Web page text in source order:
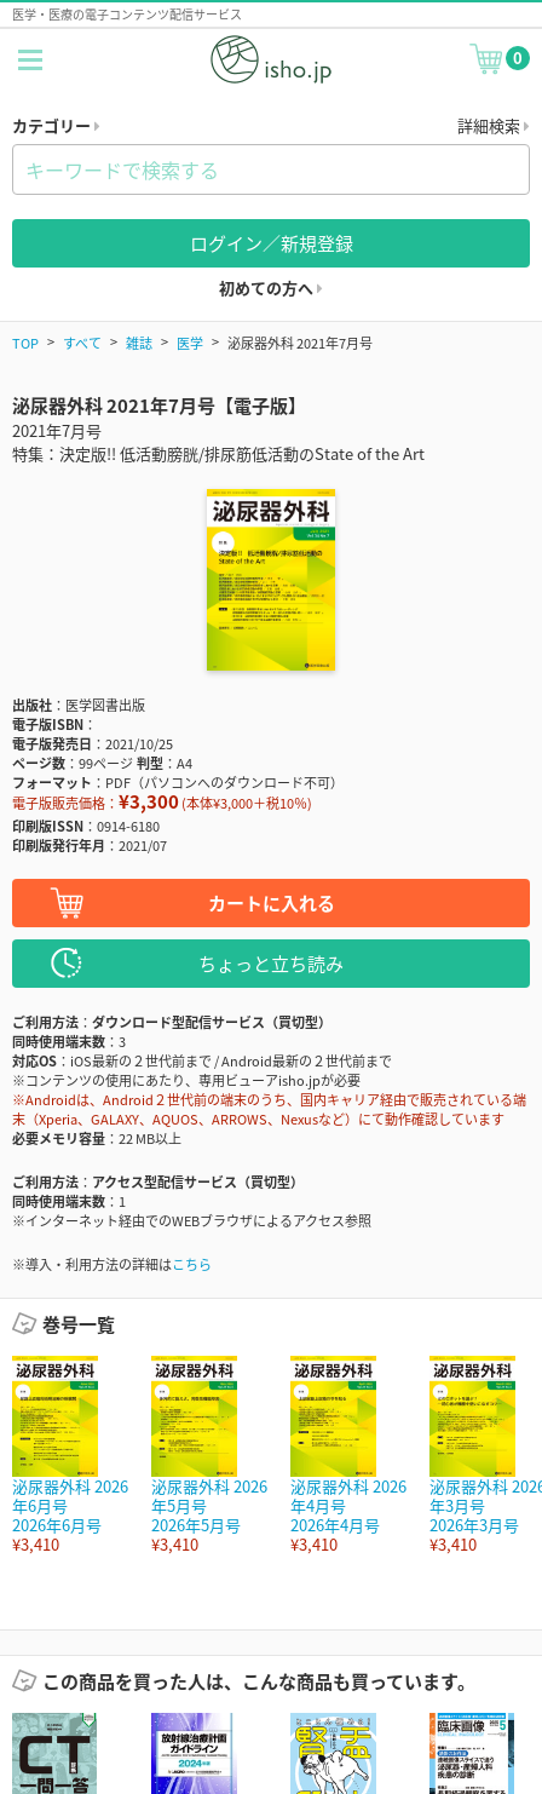
医学・医療の電子コンテンツ配信サービス
0
カテゴリー 詳細検索
ログイン／新規登録
初めての方へ
TOP すべて 雑誌 医学 泌尿器外科 2021年7月号
泌尿器外科 2021年7月号【電子版】
2021年7月号
特集：決定版!! 低活動膀胱/排尿筋低活動のState of the Art
出版社
医学図書出版
電子版ISBN
電子版発売日
2021/10/25
ページ数
99ページ判型
A4
フォーマット
PDF（パソコンへのダウンロード不可）
電子版販売価格： ¥3,300(本体¥3,000＋税10％)
印刷版ISSN
0914-6180
印刷版発行年月
2021/07
カートに入れる
ちょっと立ち読み
ご利用方法
ダウンロード型配信サービス（買切型）
同時使用端末数
3
対応OS
iOS最新の２世代前まで / Android最新の２世代前まで
※コンテンツの使用にあたり、専用ビューアisho.jpが必要
※Androidは、Android２世代前の端末のうち、国内キャリア経由で販売されている端
末（Xperia、GALAXY、AQUOS、ARROWS、Nexusなど）にて動作確認しています
必要メモリ容量
22 MB以上
ご利用方法
アクセス型配信サービス（買切型）
同時使用端末数
1
※インターネット経由でのWEBブラウザによるアクセス参照
※導入・利用方法の詳細はこちら
巻号一覧
泌尿器外科 2026
年6月号
2026年6月号
¥3,410
泌尿器外科 2026
年5月号
2026年5月号
¥3,410
泌尿器外科 2026
年4月号
2026年4月号
¥3,410
泌尿器外科
年3月号
2026年3月号
¥3,410
この商品を買った人は、こんな商品も買っています。